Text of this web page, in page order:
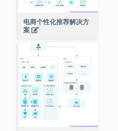
电商个性化推荐解决方
案